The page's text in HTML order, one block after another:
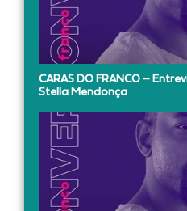
CARAS DO FRANCO –
Stella Mendonça